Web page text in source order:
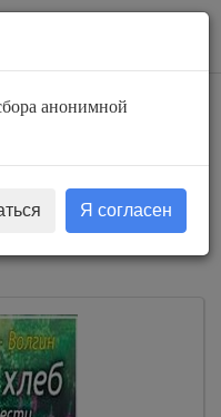
анонимной
Я согласен